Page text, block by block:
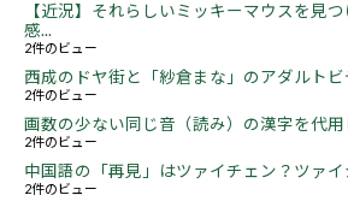
【近況】それらしいミッキーマウスを見
感...
2件のビュー
西成のドヤ街と「紗倉まな」のアダルトビ
2件のビュー
画数の少ない同じ音（読み）の漢字を代
2件のビュー
中国語の「再見」はツァイチェン？ツァイ
2件のビュー